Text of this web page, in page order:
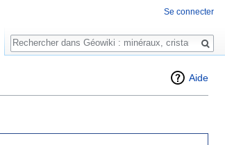
Aide
Se connecter
Rechercher